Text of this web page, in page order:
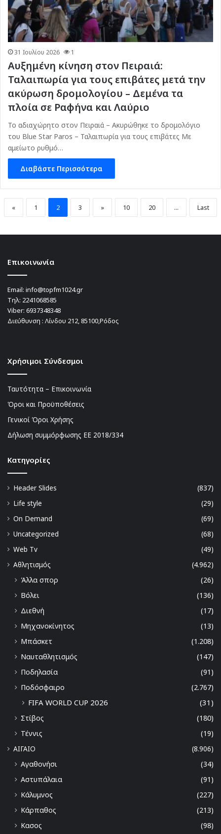
31 Ιουλίου 2026 1
Αυξημένη κίνηση στον Πειραιά:
Ταλαιπωρία για τους επιβάτες μετά την
ακύρωση δρομολογίου – Δεμένα τα
πλοία σε Ραφήνα και Λαύριο
Το αδιαχώρητο στον Πειραιά – Ακυρώθηκε το δρομολόγιο
του Blue Star Paros – Ταλαιπωρία για τους επιβάτες Με
αμείωτο ρυθμό…
Διαβάστε Περισσότερα
« 1 2 3 » 10 20 ... Last
Επικοινωνία
Email: info@topfm1024.gr
Τηλ: 2241068585
Viber: 6937348348
Διεύθυνση : Λίνδου 212, 85100,Ρόδος
Χρήσιμοι Σύνδεσμοι
Ταυτότητα – Επικοινωνία
Όροι και Προϋποθέσεις
Γενικοί Όροι Χρήσης
Δήλωση συμμόρφωσης ΕΕ 2018/334
Kατηγορίες
Header Slides
(837)
Life style
(29)
On Demand
(69)
Uncategorized
(68)
Web Tv
(49)
Αθλητισμός
(4.962)
Άλλα σπορ
(26)
Βόλει
(136)
Διεθνή
(17)
Μηχανοκίνητος
(13)
Μπάσκετ
(1.208)
Ναυταθλητισμός
(147)
Ποδηλασία
(91)
Ποδόσφαιρο
(2.767)
FIFA WORLD CUP 2026 (31)
Στίβος
(180)
Τέννις
(19)
ΑΙΓΑΙΟ
(8.906)
Αγαθονήσι
(34)
Αστυπάλαια
(91)
Κάλυμνος
(227)
Κάρπαθος
(213)
Κασος
(98)